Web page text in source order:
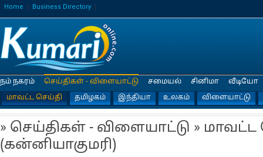
Home Business Directory
நம் நகரம்
செய்திகள் - விளையாட்டு
மாவட்ட செய்தி
தமிழகம் இந்தியா உலகம் விளையாட்டு
சமையல் சினிமா வீடியோ
» செய்திகள் - விளையாட்டு » மாவட்ட
(கன்னியாகுமரி)